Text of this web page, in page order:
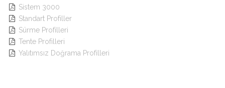
 Sistem 3000
 Standart Profiller
 Sürme Profilleri
 Tente Profilleri
 Yalıtımsız Doğrama Profilleri